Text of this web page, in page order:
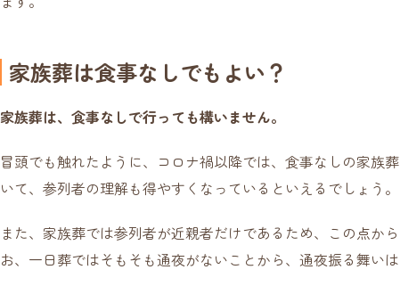
家族葬は食事なしでもよい？
家族葬は、食事なしで行っても構いません。
冒頭でも触れたように、コロナ禍以降では、食事なしの家族
いて、参列者の理解も得やすくなっているといえるでしょう。
また、家族葬では参列者が近親者だけであるため、この点か
お、一日葬ではそもそも通夜がないことから、通夜振る舞いは